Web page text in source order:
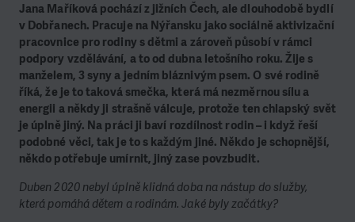
Jana Maříková pochází z jižních Čech, ale dlouhodobě bydlí
v Dobřanech. Pracuje na Nýřansku jako sociálně aktivizační
pracovnice pro rodiny s dětmi a zároveň působí v rámci
podpory vzdělávání, a to od dubna letošního roku. Žije s
manželem, 3 syny a jedním bláznivým psem. O své rodině
říká, že je to taková smečka, která má nezměrnou sílu a
energii a někdy ji strašně válcuje, protože ten chlapský svět
je úplně jiný. Na práci ji baví rozdílnost rodin – i když řeší
podobné věci, tak je to s každým jiné. Někdo je schopnější,
někdo potřebuje umírnit, jiný zase povzbudit.
Duben 2020 nebyl úplně klidná doba na nástup do služby,
která pomáhá dětem a rodinám. Jaké byly začátky?